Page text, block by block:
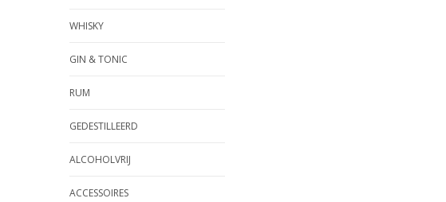
WHISKY
GIN & TONIC
RUM
GEDESTILLEERD
ALCOHOLVRIJ
ACCESSOIRES